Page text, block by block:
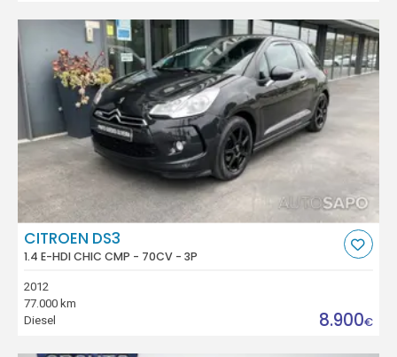
CITROEN DS3
1.4 E-HDI CHIC CMP - 70CV - 3P
2012
77.000 km
Diesel
8.900€